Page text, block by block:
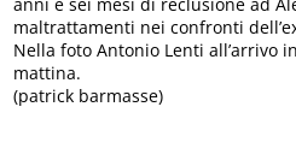
maltrattamenti nei confronti
Nella foto Antonio Lenti all’arrivo
mattina.
(patrick barmasse)